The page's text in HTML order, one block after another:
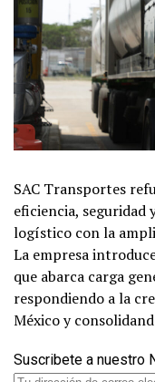
SAC Transportes
eficiencia, seguridad
logístico con la
La empresa
que abarca carga
respondiendo a la
México y
Suscribete a nuestro